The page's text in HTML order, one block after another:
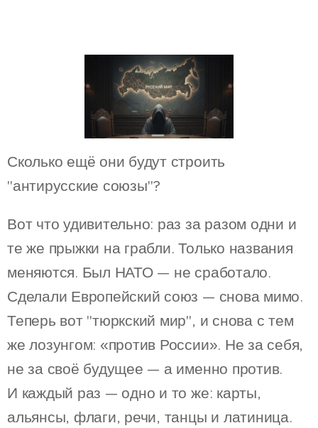
Сколько ещё они будут строить
"антирусские союзы"?
Вот что удивительно: раз за разом одни и
те же прыжки на грабли. Только названия
меняются. Был НАТО — не сработало.
Сделали Европейский союз — снова мимо.
Теперь вот "тюркский мир", и снова с тем
же лозунгом: «против России». Не за себя,
не за своё будущее — а именно против.
И каждый раз — одно и то же: карты,
альянсы, флаги, речи, танцы и латиница.